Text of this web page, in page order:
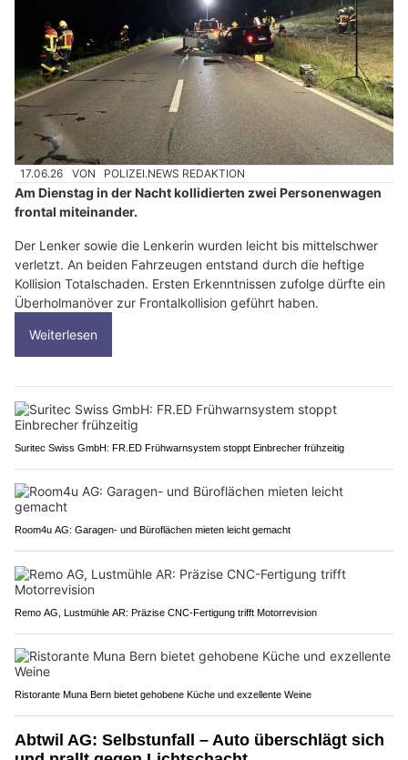
17.06.26 VON POLIZEI.NEWS REDAKTION
Am Dienstag in der Nacht kollidierten zwei Personenwagen
frontal miteinander.
Der Lenker sowie die Lenkerin wurden leicht bis mittelschwer
verletzt. An beiden Fahrzeugen entstand durch die heftige
Kollision Totalschaden. Ersten Erkenntnissen zufolge dürfte ein
Überholmanöver zur Frontalkollision geführt haben.
Weiterlesen
Suritec Swiss GmbH: FR.ED Frühwarnsystem stoppt Einbrecher frühzeitig
Room4u AG: Garagen- und Büroflächen mieten leicht gemacht
Remo AG, Lustmühle AR: Präzise CNC-Fertigung trifft Motorrevision
Ristorante Muna Bern bietet gehobene Küche und exzellente Weine
Abtwil AG: Selbstunfall – Auto überschlägt sich